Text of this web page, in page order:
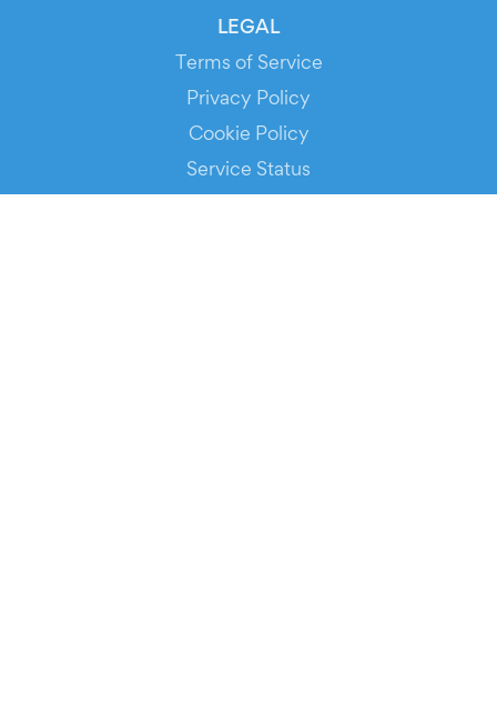
LEGAL
Terms of Service
Privacy Policy
Cookie Policy
Service Status